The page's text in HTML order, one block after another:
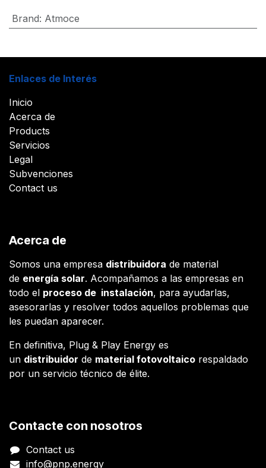
Brand: Atmoce
Enlaces de Interés
Inicio
Acerca de
Products
Servicios
Legal
Subvenciones
Contact us
Acerca de
Somos una empresa distribuidora de material
de energía solar. Acompañamos a las empresas en
todo el proceso de instalación, para ayudarlas,
asesorarlas y resolver todos aquellos problemas que
les puedan aparecer.
En definitiva, Plug & Play Energy es
un distribuidor de material fotovoltaico respaldado
por un servicio técnico de élite.
Contacte con nosotros
Contact us
info@pnp.energy